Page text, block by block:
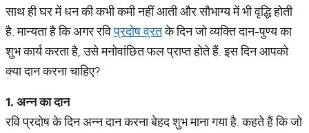
साथ ही घर में धन की कभी कमी नहीं आती और सौभाग्य में भी वृद्धि होती
है. मान्यता है कि अगर रविप्रदोष व्रतके दिन जो व्यक्ति दान-पुण्य का
शुभ कार्य करता है, उसे मनोवांछित फल प्राप्त होते हैं. इस दिन आपको
क्या दान करना चाहिए?
1. अन्नकादान
रवि प्रदोष के दिन अन्न दान करना बेहद शुभ माना गया है. कहते हैं कि जो